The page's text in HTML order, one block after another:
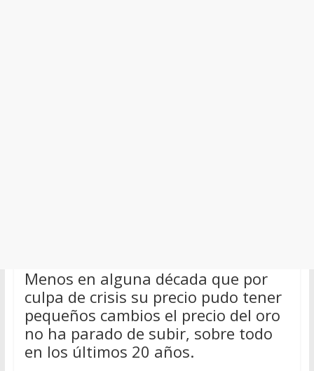
Menos en alguna década que por
culpa de crisis su precio pudo tener
pequeños cambios el precio del oro
no ha parado de subir, sobre todo
en los últimos 20 años.